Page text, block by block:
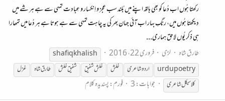
رکھتا ہُوں اب دُعا کو بھی ہاتھ اپنے میں بُلند سب عِجز و اِنکسار و عِبادت تمہی سے ہے ہر شے میں
دیکھتا ہُوں میں، رنگِ بہار اب آئی جہان بھر کی یہ چاہت تمہی سے ہے ہوتا ہے ہر دُعا میں تمھارا
ہی ذکر یُوں لاحق ہماری...
طارق شاہ
لڑی فروری 22، 2016
shafiq khalish
urdupoetry
اردو شاعری خلش خلش شفیق شفیق خلش طارق شاہ
غزل
کلاسیکل شاعری
جوابات: 3 فورم:پسندیدہ کلام